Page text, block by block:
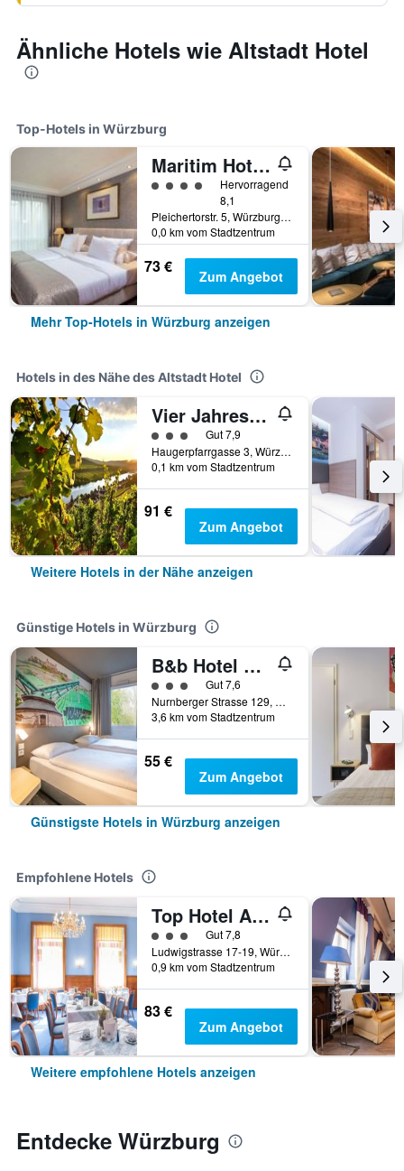
Ähnliche Hotels wie Altstadt Hotel
Top-Hotels in Würzburg
Maritim Hotel Würzburg
Bewertungskategorie 4
Hervorragend
8,1
Pleichertorstr. 5, Würzburg, Bayern, Deutschland
0,0 km vom Stadtzentrum
73 € Zum Angebot
Mehr Top-Hotels in Würzburg anzeigen
Hotels in des Nähe des Altstadt Hotel
Vier Jahreszeiten
Bewertungskategorie 3
Gut 7,9
Haugerpfarrgasse 3, Würzburg, Bayern, Deutschland
0,1 km vom Stadtzentrum
91 €
Zum Angebot
Weitere Hotels in der Nähe anzeigen
Günstige Hotels in Würzburg
B&b Hotel Würzburg-Ost
Bewertungskategorie 3
Gut 7,6
Nurnberger Strasse 129, Würzburg, Bayern, Deutschland
3,6 km vom Stadtzentrum
55 €
Zum Angebot
Günstigste Hotels in Würzburg anzeigen
Empfohlene Hotels
Top Hotel Amberger
Bewertungskategorie 3
Gut 7,8
Ludwigstrasse 17-19, Würzburg, Bayern, Deutschland
0,9 km vom Stadtzentrum
83 €
Zum Angebot
Weitere empfohlene Hotels anzeigen
Entdecke Würzburg